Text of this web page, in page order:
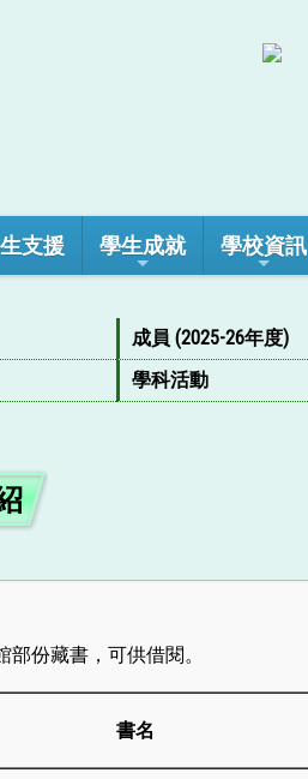
支援 學生成就 學校資訊
成員 (2025-26年度)
學科活動
份藏書，可供借閱。
書名